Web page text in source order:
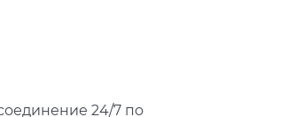
24/7 по